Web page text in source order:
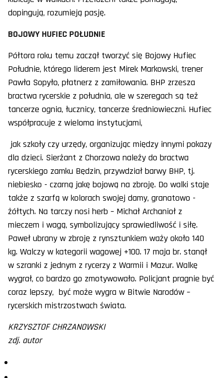
dopingują, rozumieją pasję.
BOJOWY HUFIEC POŁUDNIE
Półtora roku temu zaczął tworzyć się Bojowy Hufiec
Południe, którego liderem jest Mirek Markowski, trener
Pawła Sopyło, płatnerz z zamiłowania. BHP zrzesza
bractwa rycerskie z południa, ale w szeregach są też
tancerze ognia, łucznicy, tancerze średniowieczni. Hufiec
współpracuje z wieloma instytucjami,
jak szkoły czy urzędy, organizując między innymi pokazy
dla dzieci. Sierżant z Chorzowa należy do bractwa
rycerskiego zamku Będzin, przywdział barwy BHP, tj.
niebiesko - czarną jakę bojową na zbroję. Do walki staje
także z szarfą w kolorach swojej damy, granatowo -
żółtych. Na tarczy nosi herb – Michał Archanioł z
mieczem i wagą, symbolizujący sprawiedliwość i siłę.
Paweł ubrany w zbroję z rynsztunkiem waży około 140
kg. Walczy w kategorii wagowej +100. 17 maja br. stanął
w szranki z jednym z rycerzy z Warmii i Mazur. Walkę
wygrał, co bardzo go zmotywowało. Policjant pragnie być
coraz lepszy, być może wygra w Bitwie Narodów –
rycerskich mistrzostwach świata.
KRZYSZTOF CHRZANOWSKI
zdj. autor